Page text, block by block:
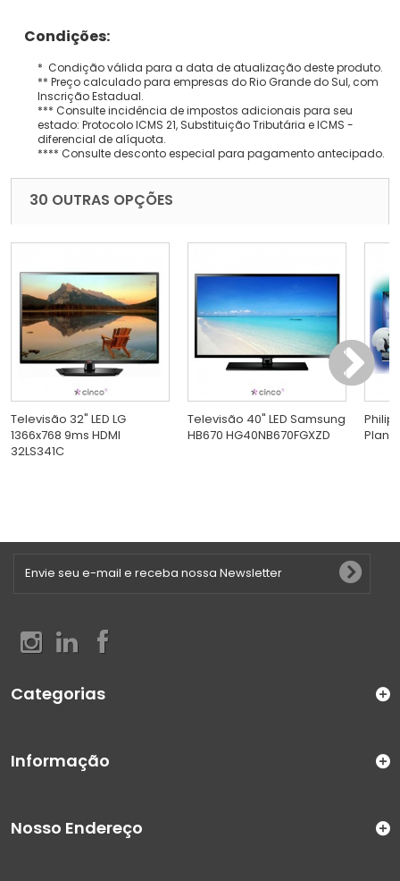
Condições:
* Condição válida para a data de atualização deste produto.
** Preço calculado para empresas do Rio Grande do Sul, com
Inscrição Estadual.
*** Consulte incidência de impostos adicionais para seu
estado: Protocolo ICMS 21, Substituição Tributária e ICMS -
diferencial de alíquota.
**** Consulte desconto especial para pagamento antecipado.
30 OUTRAS OPÇÕES
Televisão 32" LED LG
1366x768 9ms HDMI
32LS341C
Televisão 40" LED Samsung
HB670 HG40NB670FGXZD
Plana
Categorias
Informação
Nosso Endereço